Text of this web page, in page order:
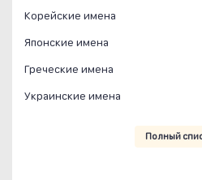
Корейские имена
Японские имена
Греческие имена
Украинские имена
Полный